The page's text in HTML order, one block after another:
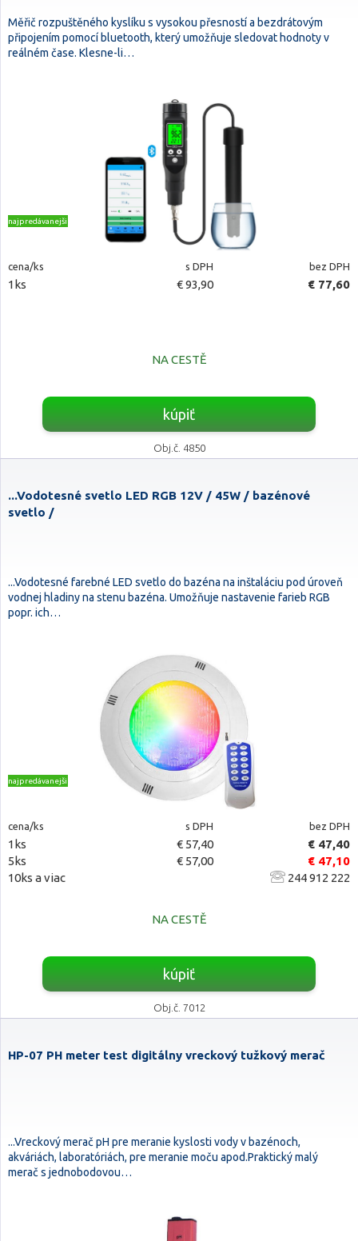
Měřič rozpuštěného kyslíku s vysokou přesností a bezdrátovým
připojením pomocí bluetooth, který umožňuje sledovat hodnoty v
reálném čase. Klesne-li…
najpredávanejšie
cena/ks s DPH bez DPH
1ks € 93,90 € 77,60
NA CESTĚ
kúpiť
Obj.č. 4850
...Vodotesné svetlo LED RGB 12V / 45W / bazénové
svetlo /
...Vodotesné farebné LED svetlo do bazéna na inštaláciu pod úroveň
vodnej hladiny na stenu bazéna. Umožňuje nastavenie farieb RGB
popr. ich…
najpredávanejšie
cena/ks s DPH bez DPH
1ks € 57,40
€ 47,40
5ks
€ 57,00
€ 47,10
10ks a viac
244 912 222
NA CESTĚ
kúpiť
Obj.č. 7012
HP-07 PH meter test digitálny vreckový tužkový merač
...Vreckový merač pH pre meranie kyslosti vody v bazénoch,
akváriách, laboratóriách, pre meranie moču apod.Praktický malý
merač s jednobodovou…